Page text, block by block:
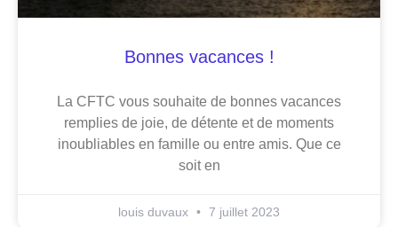
Bonnes vacances !
La CFTC vous souhaite de bonnes vacances
remplies de joie, de détente et de moments
inoubliables en famille ou entre amis. Que ce
soit en
louis duvaux 7 juillet 2023